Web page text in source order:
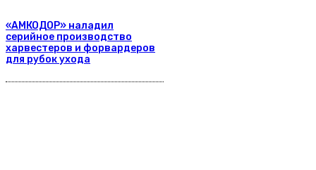
«АМКОДОР» наладил
серийное производство
харвестеров и форвардеров
для рубок ухода